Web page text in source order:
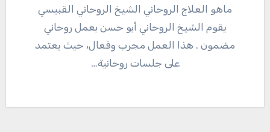
ماهو العلاج الروحاني الشيخ الروحاني القبيسي
يقوم الشيخ الروحاني أبو حسن بعمل روحاني
مضمون . هذا العمل مجرب وفعال، حيث يعتمد
على جلسات روحانية…